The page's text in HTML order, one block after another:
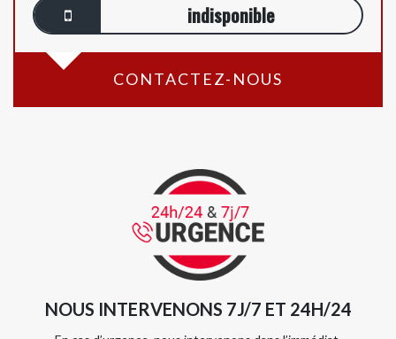
indisponible
CONTACTEZ-NOUS
NOUS INTERVENONS 7J/7 ET 24H/24